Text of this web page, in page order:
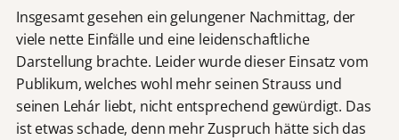
Insgesamt gesehen ein gelungener Nachmittag, der
viele nette Einfälle und eine leidenschaftliche
Darstellung brachte. Leider wurde dieser Einsatz vom
Publikum, welches wohl mehr seinen Strauss und
seinen Lehár liebt, nicht entsprechend gewürdigt. Das
ist etwas schade, denn mehr Zuspruch hätte sich das